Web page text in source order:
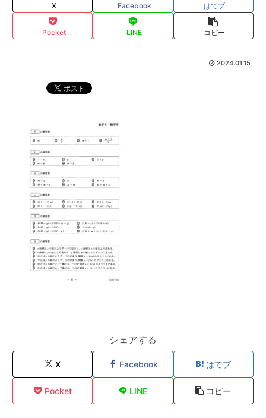
X Facebook はてブ
Pocket LINE コピー
2024.01.15
シェアする
X Facebook はてブ
Pocket LINE コピー